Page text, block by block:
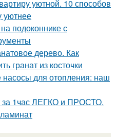
уютной. 10 способов
уютнее
подоконнике с
дерево. Как
гранат из косточки
для отопления: наш
за 1час ЛЕГКО и ПРОСТО.